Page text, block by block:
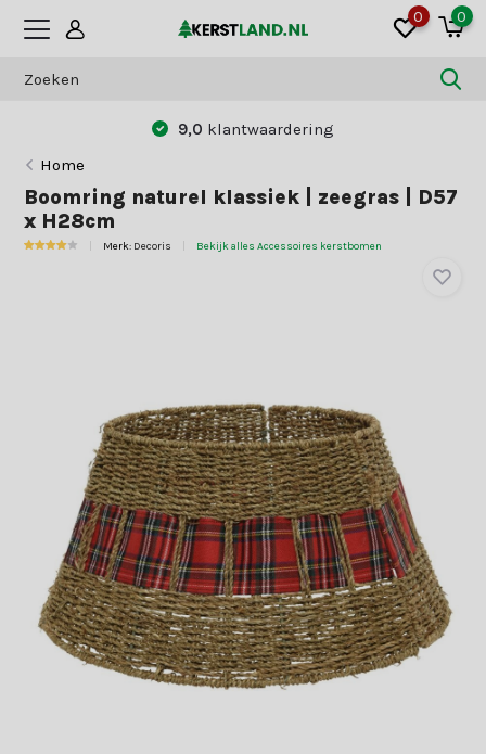
0 0
9,0 klantwaardering
Home
Boomring naturel klassiek | zeegras | D57
x H28cm
Merk: Decoris Bekijk alles Accessoires kerstbomen